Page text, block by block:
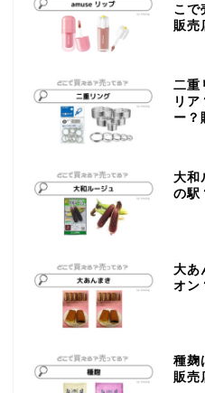
こで
販売
二重
リ
ー？
大和
の駅
大あ
オン
種麹
販売